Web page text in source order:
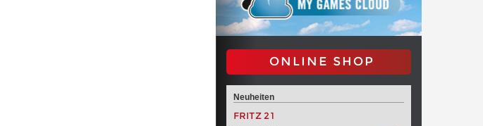
ONLINE SHOP
Neuheiten
FRITZ 21